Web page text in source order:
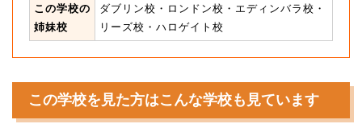
この学校の
姉妹校
ダブリン校・ロンドン校・エディンバラ校・
リーズ校・ハロゲイト校
この学校を見た方はこんな学校も見ています